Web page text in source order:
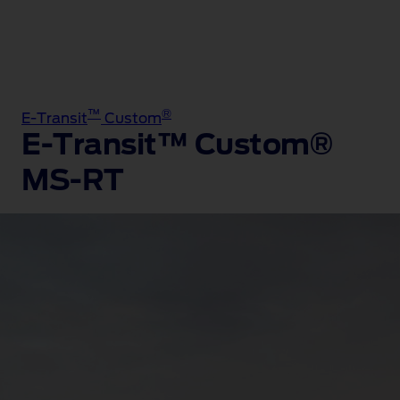
E-Transit ™ Custom®
E-Transit™ Custom®
MS-RT